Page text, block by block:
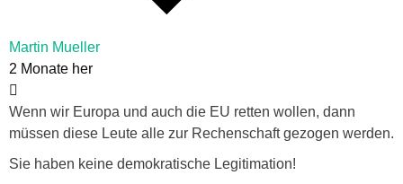
Martin Mueller
2 Monate her
Wenn wir Europa und auch die EU retten wollen, dann
müssen diese Leute alle zur Rechenschaft gezogen werden.
Sie haben keine demokratische Legitimation!